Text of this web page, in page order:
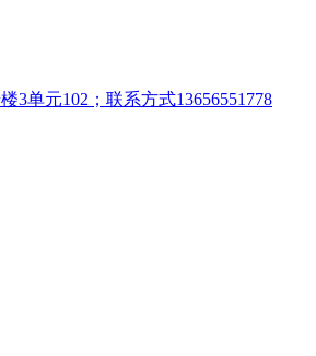
3单元102；联系方式13656551778